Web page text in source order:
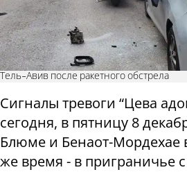
Тель-Авив после ракетного обстрела
Сигналы тревоги “Цева
сегодня, в пятницу 8
Блюме и Бенаот-Мордехае
же время - в приграничье